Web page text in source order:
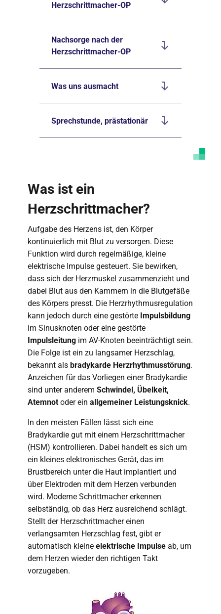
Herzschrittmacher-OP
Nachsorge nach der
Herzschrittmacher-OP
Was uns ausmacht
Sprechstunde, prästationär
Was ist ein
Herzschrittmacher?
Aufgabe des Herzens ist, den Körper
kontinuierlich mit Blut zu versorgen. Diese
Funktion wird durch regelmäßige, kleine
elektrische Impulse gesteuert. Sie bewirken,
dass sich der Herzmuskel zusammenzieht und
dabei Blut aus den Kammern in die Blutgefäße
des Körpers presst. Die Herzrhythmusregulation
kann jedoch durch eine gestörte Impulsbildung
im Sinusknoten oder eine gestörte
Impulsleitung im AV-Knoten beeinträchtigt sein.
Die Folge ist ein zu langsamer Herzschlag,
bekannt als bradykarde Herzrhythmusstörung.
Anzeichen für das Vorliegen einer Bradykardie
sind unter anderem Schwindel, Übelkeit,
Atemnot oder ein allgemeiner Leistungsknick.
In den meisten Fällen lässt sich eine
Bradykardie gut mit einem Herzschrittmacher
(HSM) kontrollieren. Dabei handelt es sich um
ein kleines elektronisches Gerät, das im
Brustbereich unter die Haut implantiert und
über Elektroden mit dem Herzen verbunden
wird. Moderne Schrittmacher erkennen
selbständig, ob das Herz ausreichend schlägt.
Stellt der Herzschrittmacher einen
verlangsamten Herzschlag fest, gibt er
automatisch kleine elektrische Impulse ab, um
dem Herzen wieder den richtigen Takt
vorzugeben.